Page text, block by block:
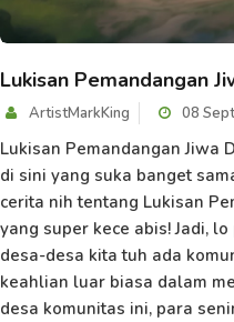
Lukisan Pemandangan
ArtistMarkKing 08
Lukisan Pemandangan Jiwa
di sini yang suka banget
cerita nih tentang Lukisan
yang super kece abis! Jadi,
desa-desa kita tuh ada
keahlian luar biasa dalam
desa komunitas ini, para